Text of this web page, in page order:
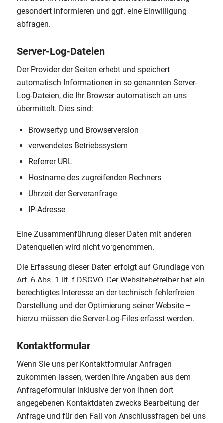
gesondert informieren und ggf. eine Einwilligung
abfragen.
Server-Log-Dateien
Der Provider der Seiten erhebt und speichert
automatisch Informationen in so genannten Server-
Log-Dateien, die Ihr Browser automatisch an uns
übermittelt. Dies sind:
Browsertyp und Browserversion
verwendetes Betriebssystem
Referrer URL
Hostname des zugreifenden Rechners
Uhrzeit der Serveranfrage
IP-Adresse
Eine Zusammenführung dieser Daten mit anderen
Datenquellen wird nicht vorgenommen.
Die Erfassung dieser Daten erfolgt auf Grundlage von
Art. 6 Abs. 1 lit. f DSGVO. Der Websitebetreiber hat ein
berechtigtes Interesse an der technisch fehlerfreien
Darstellung und der Optimierung seiner Website –
hierzu müssen die Server-Log-Files erfasst werden.
Kontaktformular
Wenn Sie uns per Kontaktformular Anfragen
zukommen lassen, werden Ihre Angaben aus dem
Anfrageformular inklusive der von Ihnen dort
angegebenen Kontaktdaten zwecks Bearbeitung der
Anfrage und für den Fall von Anschlussfragen bei uns